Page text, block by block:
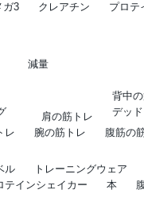
ガ3 クレアチン
プロテ
減量
肩の筋トレ
背中
デッ
レ 腕の筋トレ
腹筋の
ル
トレーニングウェア
テインシェイカー 本